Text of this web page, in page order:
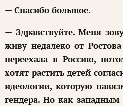
— Спасибо большое.
— Здравствуйте. Меня
живу недалеко от
переехала в Россию,
хотят растить детей
идеологии, которую
гендера. Но как